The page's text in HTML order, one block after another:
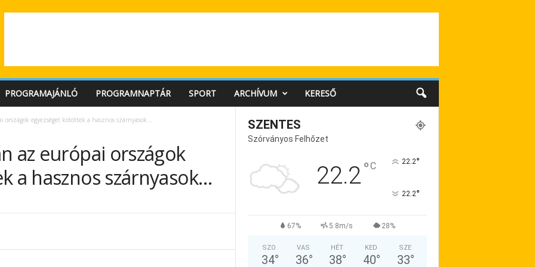
PROGRAMAJÁNLÓ PROGRAMNAPTÁR SPORT ARCHÍVUM KERESŐ
országok egyezséget kötöttek a hasznos szárnyasok…
az európai országok
a hasznos szárnyasok…
SZENTES
Szórványos Felhőzet
22.2°C 22.2°
22.2°
67% 5.8m/s 28%
SZO
34°
VAS
36°
HÉT
38°
KED
40°
SZE
33°